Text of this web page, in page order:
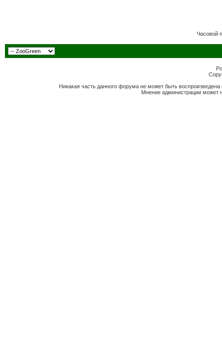
Часовой
Никакая часть данного форума не может быть
Мнение администрации может